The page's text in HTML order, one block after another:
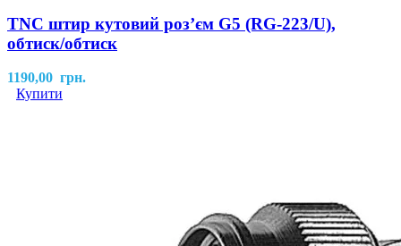
TNC штир кутовий роз’єм G5 (RG-223/U),
обтиск/обтиск
1190,00 грн.
Купити